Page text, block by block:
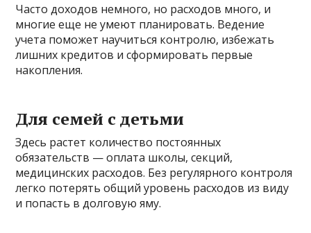
Часто доходов немного, но расходов много, и
многие еще не умеют планировать. Ведение
учета поможет научиться контролю, избежать
лишних кредитов и сформировать первые
накопления.
Для семей с детьми
Здесь растет количество постоянных
обязательств — оплата школы, секций,
медицинских расходов. Без регулярного контроля
легко потерять общий уровень расходов из виду
и попасть в долговую яму.